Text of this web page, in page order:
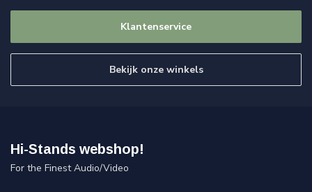
Klantenservice
Bekijk onze winkels
Hi-Stands webshop!
For the Finest Audio/Video